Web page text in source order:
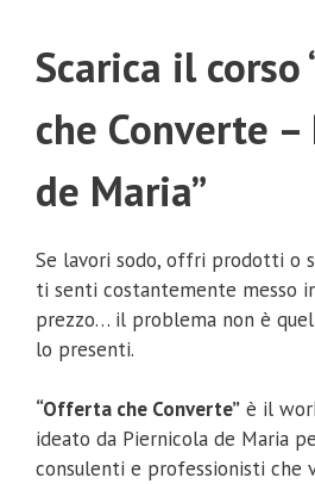
Scarica il corso
che Converte
de Maria”
Se lavori sodo, offri prodotti o
ti senti costantemente messo
prezzo… il problema non è
lo presenti.
“Offerta che Converte” è il
ideato da Piernicola de Maria
consulenti e professionisti che